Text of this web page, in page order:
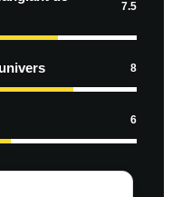
7.5
8
6